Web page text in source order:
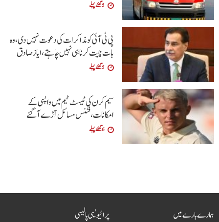
5 گھنٹے پہلے
پی ٹی آئی کو مذاکرات کی دعوت نہیں دی،وہ
بات چیت کرنا ہی نہیں چاہتے،ایاز صادق
5 گھنٹے پہلے
سیم کرن کی ٹیسٹ ٹیم میں واپسی کے
امکانات،فٹنس مسائل آڑے آگئے
6 گھنٹے پہلے
ہمارے بارے میں پرائیویسی پالیسی